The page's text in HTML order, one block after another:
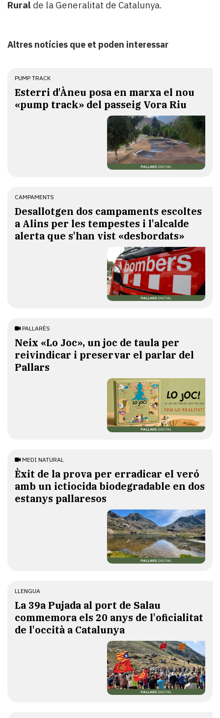
Rural de la Generalitat de Catalunya.
Altres notícies que et poden interessar
PUMP TRACK
Esterri d'Àneu posa en marxa el nou
«pump track» del passeig Vora Riu
CAMPAMENTS
​Desallotgen dos campaments escoltes
a Alins per les tempestes i l'alcalde
alerta que s'han vist «desbordats»
PALLARÈS
​Neix «Lo Joc», un joc de taula per
reivindicar i preservar el parlar del
Pallars
MEDI NATURAL
Èxit de la prova per erradicar el veró
amb un ictiocida biodegradable en dos
estanys pallaresos
LLENGUA
​La 39a Pujada al port de Salau
commemora els 20 anys de l'oficialitat
de l'occità a Catalunya